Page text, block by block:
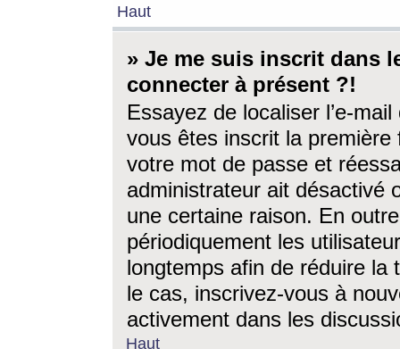
Haut
» Je me suis inscrit dans
connecter à présent ?!
Essayez de localiser l’e-
vous êtes inscrit la première
votre mot de passe et
administrateur ait désactivé
une certaine raison. En
périodiquement les
longtemps afin de réduire la
le cas, inscrivez-vous à
activement dans les
Haut